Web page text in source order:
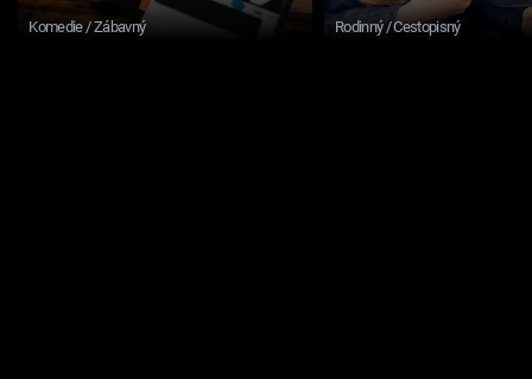
Komedie / Zábavný Rodinný / Cestopisný